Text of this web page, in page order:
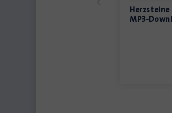
Herzsteine
MP3-